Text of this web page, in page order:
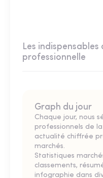
Les
professionnelle
Graph du jour
Chaque jour, nous
professionnels de
actualité chiffrée
marchés.
Statistiques
classements,
infographie dans